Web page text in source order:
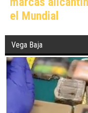
el Mundial
Vega Baja